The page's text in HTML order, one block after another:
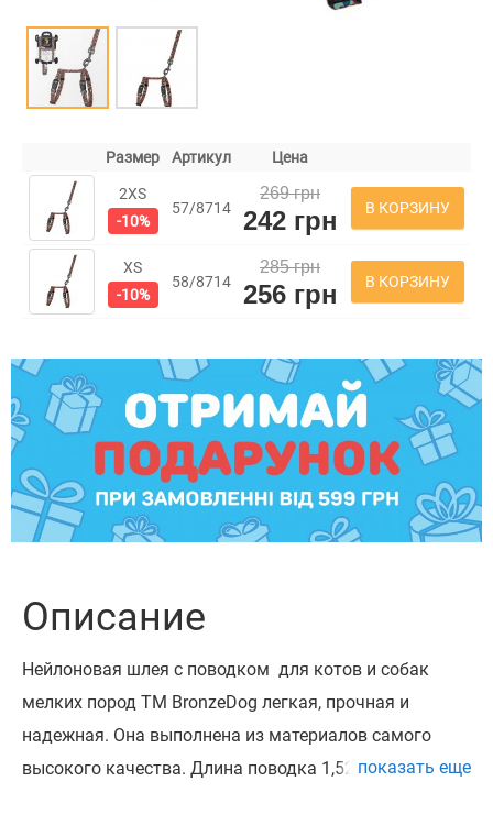
Размер Артикул Цена
2XS
-10%
57/8714
269 грн
242 грн В КОРЗИНУ
XS
-10%
58/8714
285 грн
256 грн В КОРЗИНУ
Описание
Нейлоновая шлея с поводком для котов и собак
мелких пород ТМ BronzeDog легкая, прочная и
надежная. Она выполнена из материалов самого
высокого качества. Длина поводка 1,52 м.показать еще